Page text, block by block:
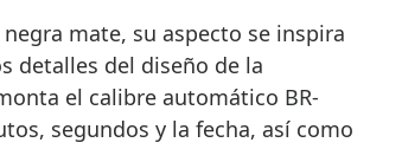
mate, su aspecto se inspira
detalles del diseño de la
el calibre automático BR-
segundos y la fecha, así como